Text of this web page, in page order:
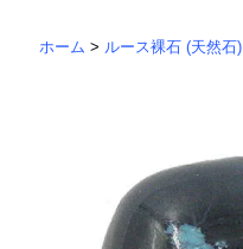
ホーム > ルース裸石 (天然石)